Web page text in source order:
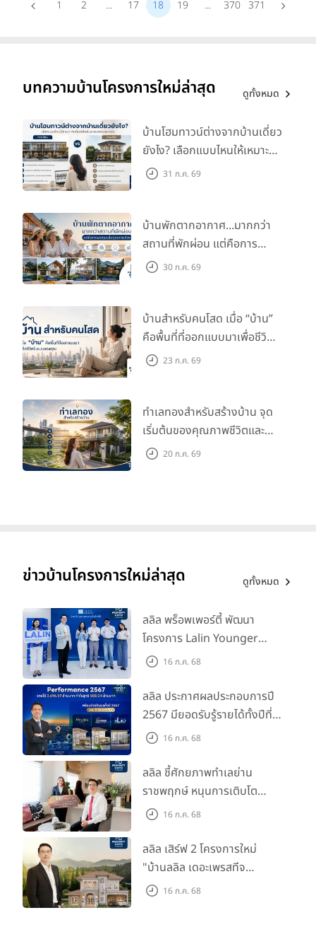
1 2 ... 17 18 19 ... 370 371
บทความบ้านโครงการใหม่ล่าสุด ดูทั้งหมด
บ้านโฮมทาวน์ต่างจากบ้านเดี่ยว
ยังไง? เลือกแบบไหนให้เหมาะ
กับไลฟ์สไตล์และอนาคตของ
31 ก.ค. 69
บ้านพักตากอากาศ...มากกว่า
สถานที่พักผ่อน แต่คือการ
ลงทุนเพื่อคุณภาพชีวิต
30 ก.ค. 69
บ้านสำหรับคนโสด เมื่อ “บ้าน”
คือพื้นที่ที่ออกแบบมาเพื่อชีวิต
ในแบบของคุณ
23 ก.ค. 69
ทำเลทองสำหรับสร้างบ้าน จุด
เริ่มต้นของคุณภาพชีวิตและ
มูลค่าในอนาคต
20 ก.ค. 69
ข่าวบ้านโครงการใหม่ล่าสุด ดูทั้งหมด
ลลิล พร็อพเพอร์ตี้ พัฒนา
โครงการ Lalin Younger
Club ส่งเสริมผู้นำรุ่นใหม่
16 ก.ค. 68
ลลิล ประกาศผลประกอบการปี
2567 มียอดรับรู้รายได้ทั้งปีที่
3,696.59 ล้านบาท กำไรสุทธิ
ปันผลทั้งปี 2567 รวม 0.34
บาท/หุ้น
16 ก.ค. 68
ลลิล ชี้ศักยภาพทำเลย่าน
ราชพฤกษ์ หนุนการเติบโต
ตลาดที่อยู่อาศัย พร้อมเปิดตัว
ราชพฤกษ์-345" มูลค่า 600
ลบ.
16 ก.ค. 68
ลลิล เสิร์ฟ 2 โครงการใหม่
"บ้านลลิล เดอะเพรสทีจ
ราชบุรี" และ "ไลโอ ราชบุรี"
16 ก.ค. 68